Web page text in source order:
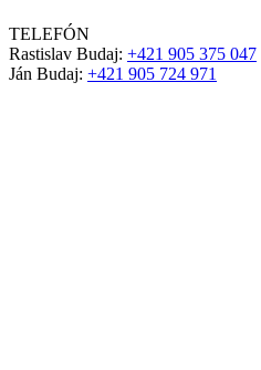
TELEFÓN
Rastislav Budaj: +421 905 375 047
Ján Budaj: +421 905 724 971